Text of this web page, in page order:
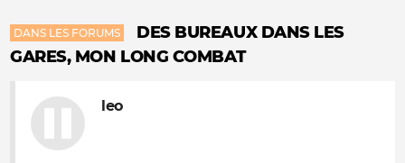
DANS LES FORUMS
DES BUREAUX DANS LES
GARES, MON LONG COMBAT
leo